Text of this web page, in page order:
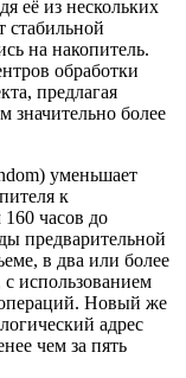
её из нескольких
стабильной
на накопитель.
обработки
предлагая
значительно более
уменьшает
к
часов до
предварительной
в два или более
использованием
Новый же
адрес
чем за пять